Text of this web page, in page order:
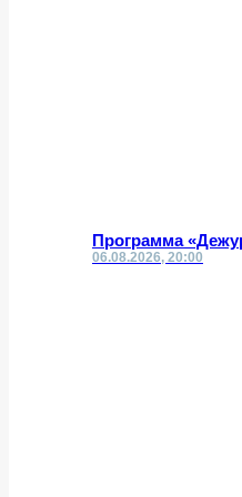
Программа
06.08.2026, 20:00